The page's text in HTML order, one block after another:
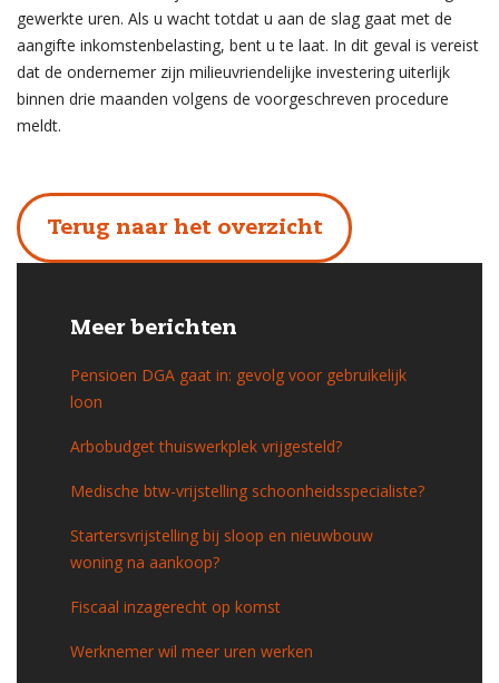
gewerkte uren. Als u wacht totdat u aan de slag gaat met de
aangifte inkomstenbelasting, bent u te laat. In dit geval is vereist
dat de ondernemer zijn milieuvriendelijke investering uiterlijk
binnen drie maanden volgens de voorgeschreven procedure
meldt.
Terug naar het overzicht
Meer berichten
Pensioen DGA gaat in: gevolg voor gebruikelijk
loon
Arbobudget thuiswerkplek vrijgesteld?
Medische btw-vrijstelling schoonheidsspecialiste?
Startersvrijstelling bij sloop en nieuwbouw
woning na aankoop?
Fiscaal inzagerecht op komst
Werknemer wil meer uren werken